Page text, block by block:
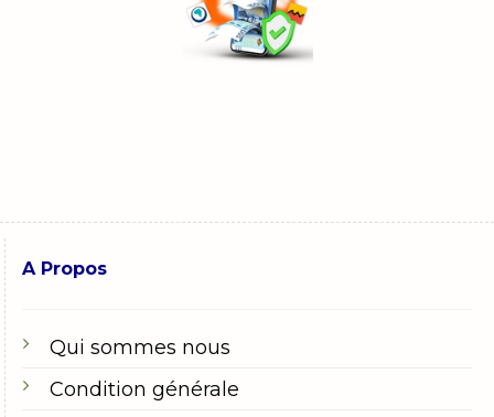
A Propos
Qui sommes nous
Condition générale